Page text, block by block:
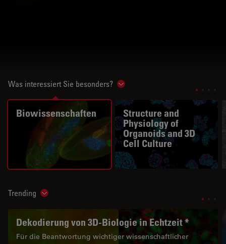
Was interessiert Sie besonders? Show subnavigation
Biowissenschaften
Structure and
Physiology of
Organoids and 3D
Cell Culture
Trending Show subnavigation
Dekodierung von 3D-Biologie in Echtzeit *
Für die Beantwortung wichtiger wissenschaftlicher